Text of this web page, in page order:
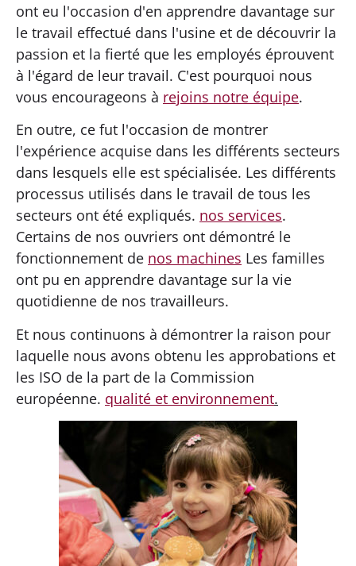
ont eu l'occasion d'en apprendre davantage sur
le travail effectué dans l'usine et de découvrir la
passion et la fierté que les employés éprouvent
à l'égard de leur travail. C'est pourquoi nous
vous encourageons à rejoins notre équipe.
En outre, ce fut l'occasion de montrer
l'expérience acquise dans les différents secteurs
dans lesquels elle est spécialisée. Les différents
processus utilisés dans le travail de tous les
secteurs ont été expliqués. nos services.
Certains de nos ouvriers ont démontré le
fonctionnement de nos machines Les familles
ont pu en apprendre davantage sur la vie
quotidienne de nos travailleurs.
Et nous continuons à démontrer la raison pour
laquelle nous avons obtenu les approbations et
les ISO de la part de la Commission
européenne. qualité et environnement.